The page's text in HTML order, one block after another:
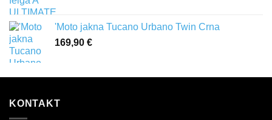
'Moto jakna Tucano Urbano Twin Crna
169,90 €
KONTAKT